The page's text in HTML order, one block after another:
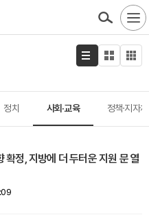
정치 사회·교육 정책·지자체
확정, 지방에 더 두터운 지원 문 열